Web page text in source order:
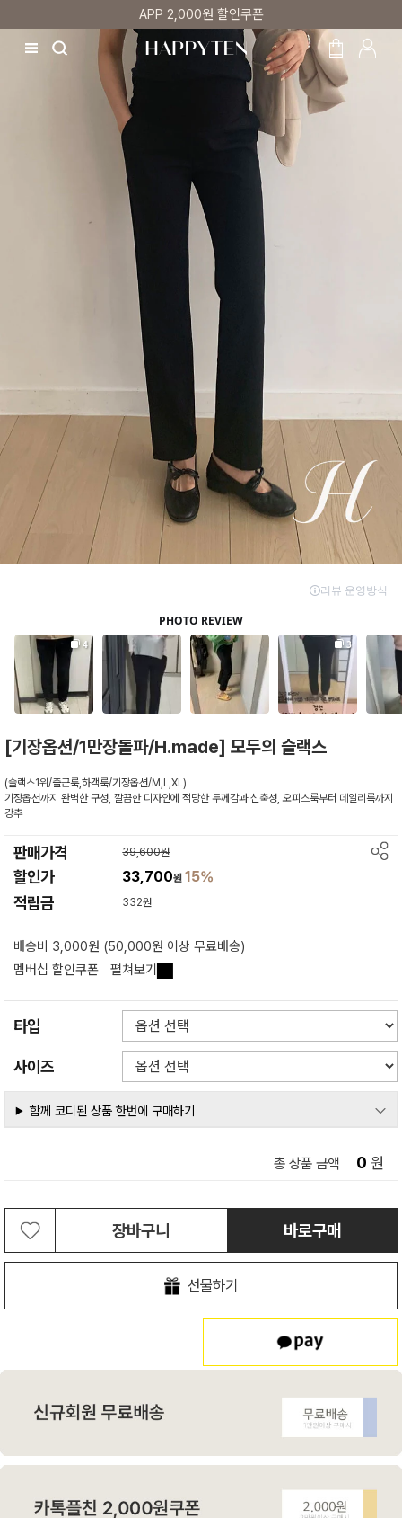
APP 2,000원 할인쿠폰
[기장옵션/1만장돌파/H.made] 모두의 슬랙스
(슬랙스1위/출근룩,하객룩/기장옵션/M,L,XL)
기장옵션까지 완벽한 구성, 깔끔한 디자인에 적당한 두께감과 신축성, 오피스룩부터 데일리룩까지
강추
판매가격 39,600원
할인가 33,700원15%
적립금 332원
배송비 3,000원 (50,000원 이상 무료배송)
멤버십 할인쿠폰
펼쳐보기
타입
사이즈
함께 코디된 상품 한번에 구매하기
총 상품 금액 0 원
장바구니 바로구매
선물하기